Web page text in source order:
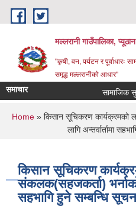
Skip to main content
मल्लरानी गाउँपालिका, प्यूठान
"कृषी, वन, पर्यटन र पूर्वाधारः
समृद्ध मल्लरानीको आधार"
समाचार सामाजिक
You are here
Home » किसान सूचिकरण कार्यक्रमको
लागि अन्तर्वार्तामा
किसान सूचिकरण
संकलक(सहजकर्ता) भर्नाको
सहभागि हुने सम्बन्धि